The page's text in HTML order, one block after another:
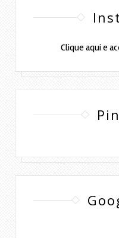
Clique aqui e